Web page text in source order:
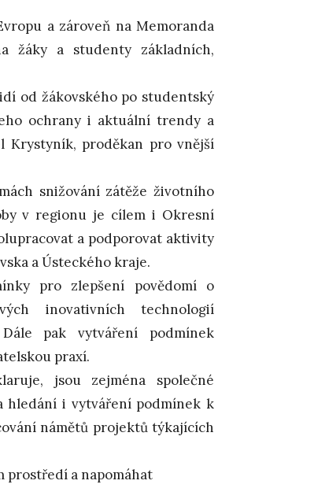
a zároveň na Memoranda
žáky a studenty základních,
od žákovského po studentský
ochrany i aktuální trendy a
Krystyník, proděkan pro vnější
snižování zátěže životního
v regionu je cílem i Okresní
a podporovat aktivity
a Ústeckého kraje.
pro zlepšení povědomí o
inovativních technologií
pak vytváření podmínek
praxí.
jsou zejména společné
hledání i vytváření podmínek k
námětů projektů týkajících
prostředí a napomáhat